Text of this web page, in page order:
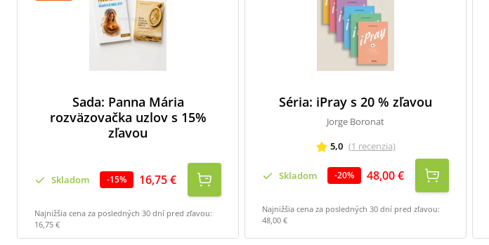
Sada: Panna Mária
rozväzovačka uzlov s 15%
zľavou
Skladom -15% 16,75 €
Najnižšia cena za posledných 30 dní pred zľavou:
16,75 €
Séria: iPray s 20 % zľavou
Jorge Boronat
5,0 (1 recenzia)
Skladom -20% 48,00 €
Najnižšia cena za posledných 30 dní pred zľavou:
48,00 €